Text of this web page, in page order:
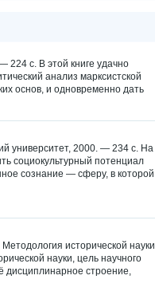
с. В этой книге удачно
анализ марксистской
основ, и одновременно дать
университет, 2000. — 234 с. На
социокультурный потенциал
сознание — сферу, в которой
исторической науки
науки, цель научного
дисциплинарное строение,